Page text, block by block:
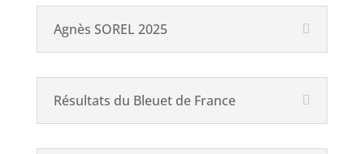
Agnès SOREL 2025
Résultats du Bleuet de France